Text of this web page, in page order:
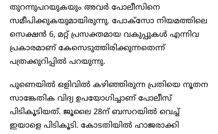
തുറന്നുപറയുകയും അവർ പോലീസിനെ
സമീപിക്കുകയുമായിരുന്നു. പോക്‌സോ നിയമത്തിലെ
സെക്ഷൻ 6, മറ്റ് പ്രസക്തമായ വകുപ്പുകൾ എന്നിവ
പ്രകാരമാണ് കേസെടുത്തിരിക്കുന്നതെന്ന്
പത്രക്കുറിപ്പിൽ പറയുന്നു.
പുണെയിൽ ഒളിവിൽ കഴിഞ്ഞിരുന്ന പ്രതിയെ നൂതന
സാങ്കേതിക വിദ്യ ഉപയോഗിച്ചാണ് പോലീസ്
പിടികൂടിയത്. ജൂലൈ 28ന് ബസറയിൽ വെച്ച്
ഇയാളെ പിടികൂടി. കോടതിയിൽ ഹാജരാക്കി